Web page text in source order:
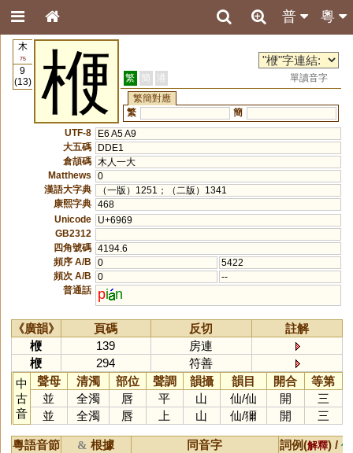
粵
普
木
75
9
(13)
楩 繁 簡 港
單讀音字
繁簡對應
繁
簡
UTF-8
E6 A5 A9
大五碼
DDE1
倉頡碼
木人一大
Matthews
0
漢語大字典
（一版）1251；（二版）1341
康熙字典 468
Unicode
U+6969
GB2312
四角號碼 4194.6
頻序 A/B
0
5422
頻次 A/B
0
--
普通話
pi n
《廣韻》 頁碼 反切
註解
楩
139
房連
楩
294
符善
中
古
音
聲母 清濁 部位 聲調 韻攝 韻目 開合
等第
並
全濁 唇 平 山 仙/仙 開
三
並
全濁 唇 上 山 仙/獮 開 三
粵語音節 & 根據 同音字 詞例(解釋) /